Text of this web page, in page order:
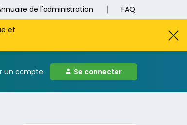
de l'administration FAQ
et
un compte Se connecter